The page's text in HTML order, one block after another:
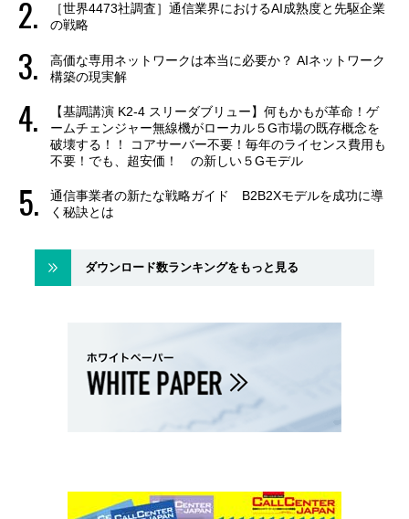
［世界4473社調査］通信業界におけるAI成熟度と先駆企業
の戦略
高価な専用ネットワークは本当に必要か？ AIネットワーク
構築の現実解
【基調講演 K2-4 スリーダブリュー】何もかもが革命！ゲ
ームチェンジャー無線機がローカル５G市場の既存概念を
破壊する！！ コアサーバー不要！毎年のライセンス費用も
不要！でも、超安価！ の新しい５Gモデル
通信事業者の新たな戦略ガイド B2B2Xモデルを成功に導
く秘訣とは
ダウンロード数ランキングをもっと見る